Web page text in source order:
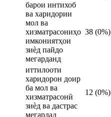
барои интихоб
ва харидории
мол ва
хизматрасониҳо
имкониятҳои
зиѐд пайдо
мегарданд
38 (0%)
иттилооти
харидорон доир
ба мол ва
хизматрасонӣ
зиѐд ва дастрас
мегардад
12 (0%)